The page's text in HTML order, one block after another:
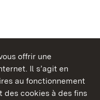
offrir une
Il s’agit en
au fonctionnement
des cookies à des fins
Wurtemberg